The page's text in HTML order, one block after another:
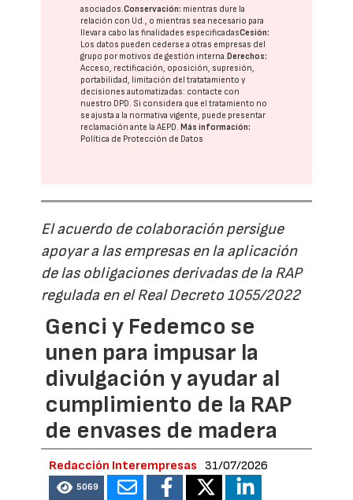
asociados.Conservación: mientras dure la
relación con Ud., o mientras sea necesario para
llevar a cabo las finalidades especificadasCesión:
Los datos pueden cederse a otras empresas del
grupo por motivos de gestión interna. Derechos:
Acceso, rectificación, oposición, supresión,
portabilidad, limitación del tratatamiento y
decisiones automatizadas: contacte con
nuestro DPD. Si considera que el tratamiento no
se ajusta a la normativa vigente, puede presentar
reclamación ante laAEPD. Más información:
Política de Protección de Datos
El acuerdo de colaboración persigue
apoyar a las empresas en la aplicación
de las obligaciones derivadas de la RAP
regulada en el Real Decreto 1055/2022
Genci y Fedemco se
unen para impusar la
divulgación y ayudar al
cumplimiento de la RAP
de envases de madera
Redacción Interempresas 31/07/2026
5069